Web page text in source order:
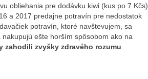
obliehania pre dodávku kiwi (kus po 7 Kčs)
a 2017 predajne potravín pre nedostatok
potravín, ktoré navštevujem, sa
ešte horším spôsobom ako na
zahodili zvyšky zdravého rozumu